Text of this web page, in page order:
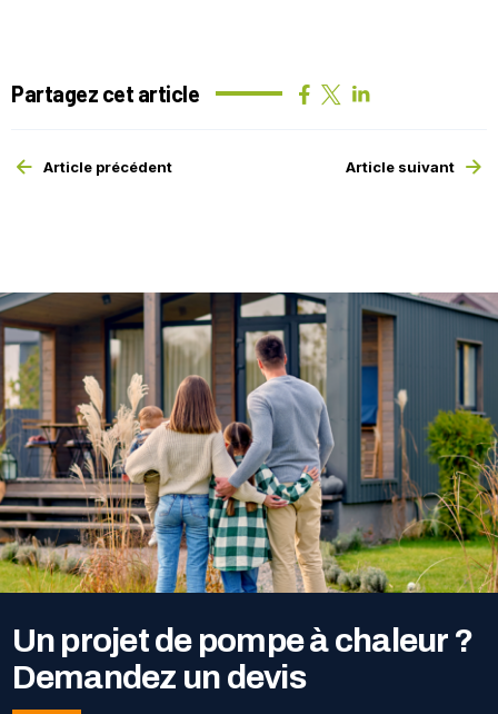
Partagez cet article
Article précédent Article suivant
Un projet de pompe à chaleur ?
Demandez un devis